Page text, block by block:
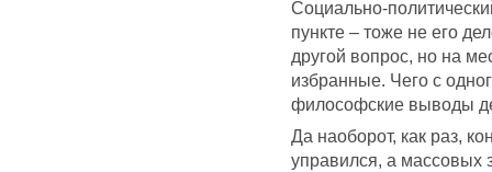
Социально-
пункте – тоже не его
другой вопрос, но на
избранные. Чего с
философские выводы
Да наоборот, как раз,
управился, а массовых